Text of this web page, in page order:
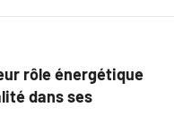
rôle énergétique
dans ses